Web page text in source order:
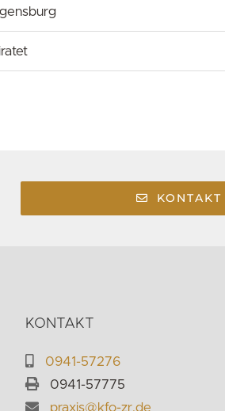
KONTAKT
KONTAKT
0941-57276
0941-57775
praxis@kfo-zr.de